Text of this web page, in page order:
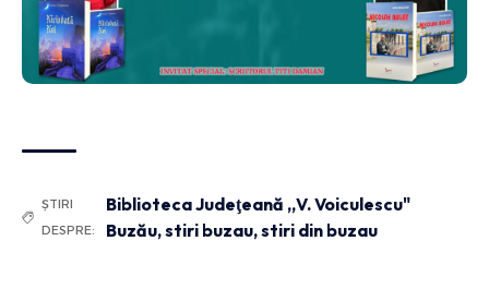
ȘTIRI
DESPRE:
Biblioteca Judeţeană „V. Voiculescu"
Buzău,stiri buzau,stiri din buzau